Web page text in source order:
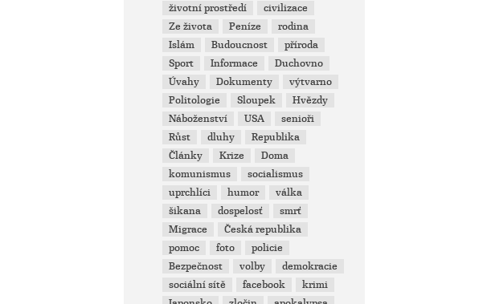
životní prostředí
civilizace
Ze života
Peníze
rodina
Islám
Budoucnost
příroda
Sport
Informace
Duchovno
Úvahy
Dokumenty
výtvarno
Politologie
Sloupek
Hvězdy
Náboženství
USA
senioři
Růst
dluhy
Republika
Články
Krize
Doma
komunismus
socialismus
uprchlíci
humor
válka
šikana
dospelosť
smrť
Migrace
Česká republika
pomoc
foto
policie
Bezpečnost
volby
demokracie
sociální sítě
facebook
krimi